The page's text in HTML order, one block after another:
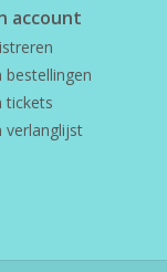
account
bestellingen
tickets
verlanglijst